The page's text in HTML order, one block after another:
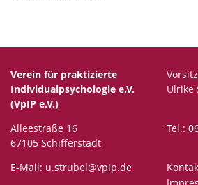
Verein für praktizierte
Individualpsychologie e.V.
(VpIP e.V.)
Ulrike
Alleestraße 16
67105 Schifferstadt
Tel.:
E-Mail: u.strubel@vpip.de